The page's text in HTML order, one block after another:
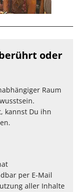
oder
Raum
kannst Du ihn
per E-Mail
aller Inhalte